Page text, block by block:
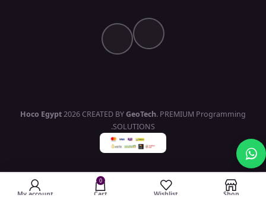
Hoco Egypt2026 CREATED BYGeoTech. PREMIUM Programming
SOLUTIONS.
Shop
Wishlist
0
Cart
My account